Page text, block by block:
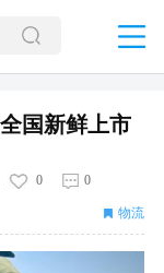
国新鲜上市
0 0
物流